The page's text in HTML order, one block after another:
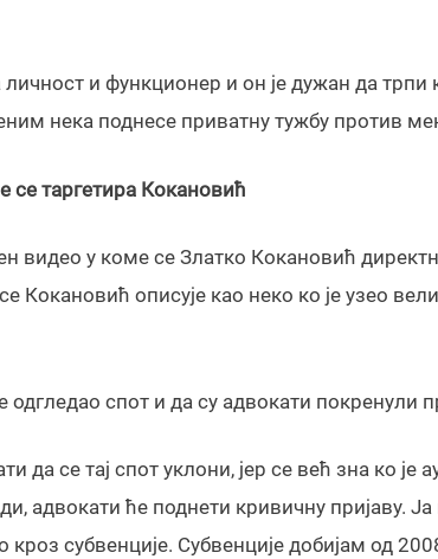
личност и функционер и он је дужан да
нека поднесе приватну тужбу против
се таргетира Кокановић
видео у коме се Златко Кокановић
Кокановић описује као неко ко је узео
одгледао спот и да су адвокати покренули
да се тај спот уклони, јер се већ зна ко
адвокати ће поднети кривичну пријаву.
кроз субвенције. Субвенције добијам од